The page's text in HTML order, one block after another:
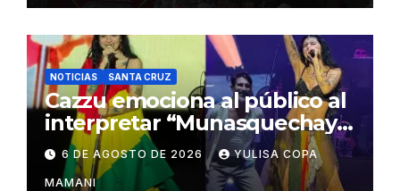
NOTICIAS SANTA CRUZ
Cazzu emociona al público al
interpretar “Munasquechay”
en su concierto en Santa
Cruz
6 DE AGOSTO DE 2026 YULISA COPA
MAMANI